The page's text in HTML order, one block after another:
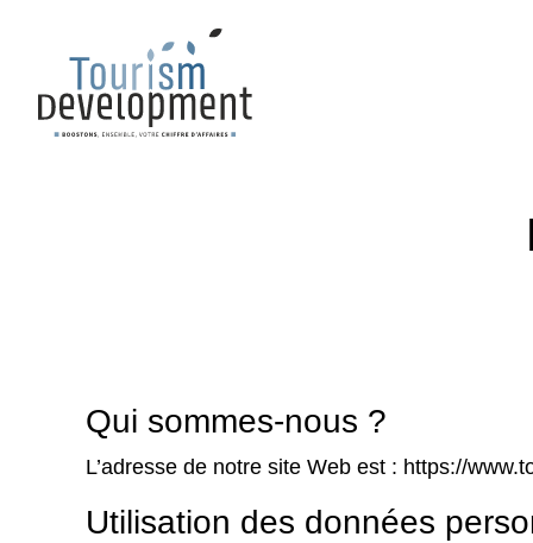
Qui sommes-nous ?
L’adresse de notre site Web est : https://
Utilisation des données